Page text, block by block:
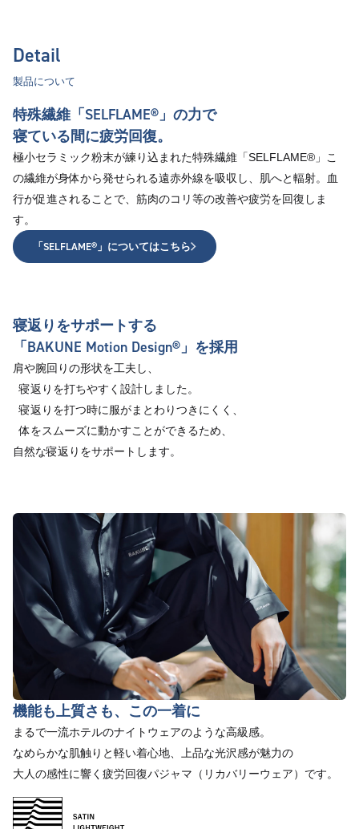
Detail
製品について
特殊繊維「SELFLAME®︎」の力で
寝ている間に疲労回復。
極小セラミック粉末が練り込まれた特殊繊維「SELFLAME®︎」こ
の繊維が身体から発せられる遠赤外線を吸収し、肌へと輻射。血
行が促進されることで、筋肉のコリ等の改善や疲労を回復しま
す。
「SELFLAME®︎」についてはこちら
寝返りをサポートする
「BAKUNE Motion Design®」を採用
肩や腕回りの形状を工夫し、
寝返りを打ちやすく設計しました。
寝返りを打つ時に服がまとわりつきにくく、
体をスムーズに動かすことができるため、
自然な寝返りをサポートします。
機能も上質さも、この一着に
まるで一流ホテルのナイトウェアのような高級感。
なめらかな肌触りと軽い着心地、上品な光沢感が魅力の
大人の感性に響く疲労回復パジャマ（リカバリーウェア）です。